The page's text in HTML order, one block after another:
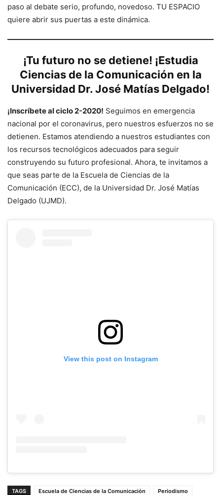
paso al debate serio, profundo, novedoso. TU ESPACIO
quiere abrir sus puertas a este dinámica.
¡Tu futuro no se detiene! ¡Estudia
Ciencias de la Comunicación en la
Universidad Dr. José Matías Delgado!
¡Inscríbete al ciclo 2-2020! Seguimos en emergencia
nacional por el coronavirus, pero nuestros esfuerzos no se
detienen. Estamos atendiendo a nuestros estudiantes con
los recursos tecnológicos adecuados para seguir
construyendo su futuro profesional. Ahora, te invitamos a
que seas parte de la Escuela de Ciencias de la
Comunicación (ECC), de la Universidad Dr. José Matías
Delgado (UJMD).
View this post on Instagram
TAGS Escuela de Ciencias de la Comunicación
Periodismo